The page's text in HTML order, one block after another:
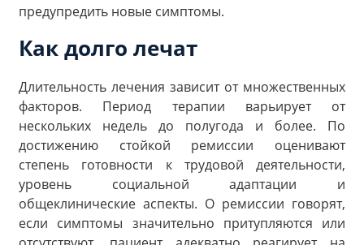
предупредить новые симптомы.
Как долго лечат
Длительность лечения зависит от множественных
факторов. Период терапии варьирует от
нескольких недель до полугода и более. По
достижению стойкой ремиссии оценивают
степень готовности к трудовой деятельности,
уровень социальной адаптации и
общеклинические аспекты. О ремиссии говорят,
если симптомы значительно притупляются или